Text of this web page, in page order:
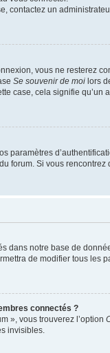
contactez un
vous ne resterez
Se souvenir de moi lors
case, cela signifie qu’un
paramètres
forum. Si vous
dans notre base de
de modifier tous les
connectés ?
», vous trouverez l’option
invisibles.